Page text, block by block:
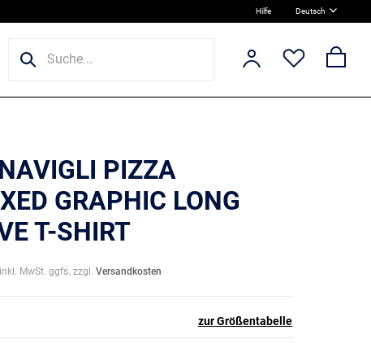
Hilfe Deutsch
PIZZA
GRAPHIC LONG
T-SHIRT
inkl. MwSt. ggfs. zzgl. Versandkosten
zur Größentabelle